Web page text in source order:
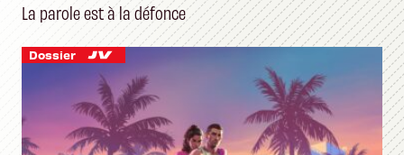
La parole est à la défonce
Dossier